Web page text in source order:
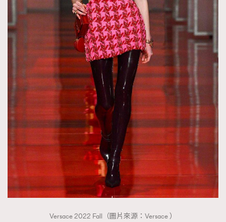
Versace 2022 Fall（圖片來源：Versace ）